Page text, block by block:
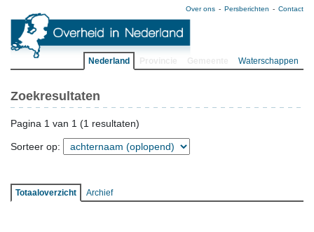
Over ons Persberichten Contact
Nederland Waterschappen
Zoekresultaten
Pagina 1 van 1 (1 resultaten)
Sorteer op:
Totaaloverzicht Archief